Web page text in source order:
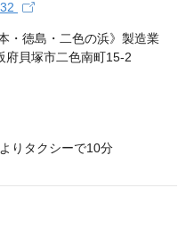
りタクシーで10分